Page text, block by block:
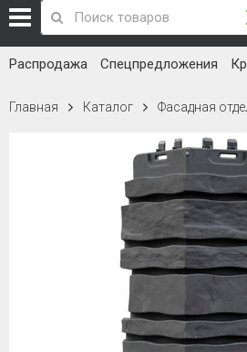
Распродажа Спецпредложения
Главная Каталог Фасадная